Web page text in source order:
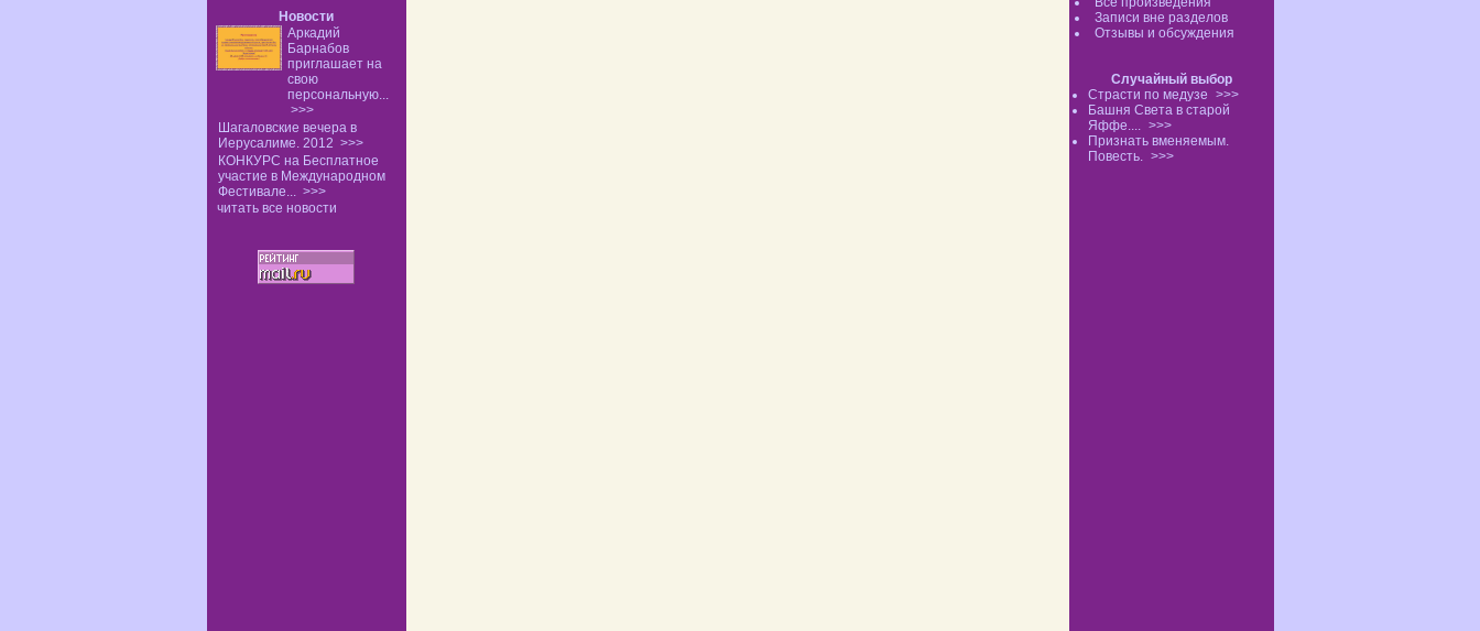
Записи вне разделов
Отзывы и обсуждения
Случайный выбор
Страсти по медузе >>>
Башня Света в старой
Яффе.... >>>
Признать вменяемым.
Повесть. >>>
Новости
Аркадий
Барнабов
приглашает на
свою
персональную...
>>>
Шагаловские вечера в
Иерусалиме. 2012 >>>
КОНКУРС на Бесплатное
участие в Международном
Фестивале... >>>
читать все новости